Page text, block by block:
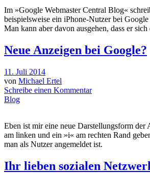
Im »Google Webmaster Central Blog«
beispielsweise ein iPhone-Nutzer bei
Man kann aber davon ausgehen, dass er
Neue Anzeigen bei Google?
11. Juli 2014
von Michael Ertel
Schreibe einen Kommentar
Blog
Eben ist mir eine neue Darstellungsform
am linken und ein »i« am rechten Rand
man als Nutzer angemeldet ist.
Ihr lieben sozialen